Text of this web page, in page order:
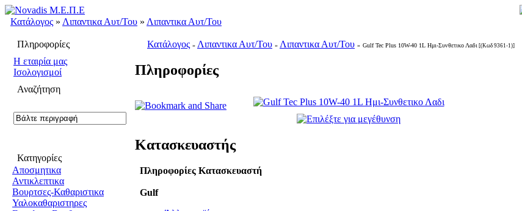
Κατάλογος » Λιπαντικα Αυτ/Του » Λιπαντικα Αυτ/Του
Πληροφορίες
H εταιρία μας
Ισολογισμοί
Αναζήτηση
Κατηγορίες
Αποσμητικα
Αντικλεπτικα
Βουρτσες-Καθαριστικα
Υαλοκαθαριστηρες
Κατάλογος » Λιπαντικα Αυτ/Του » Λιπαντικα Αυτ/Του » Gulf Tec Plus 10W-40 1L Ημι-Συνθετικο Λαδι [(Κωδ 9361-1)]
Πληροφορίες
Κατασκευαστής
Πληροφορίες Κατασκευαστή
Gulf